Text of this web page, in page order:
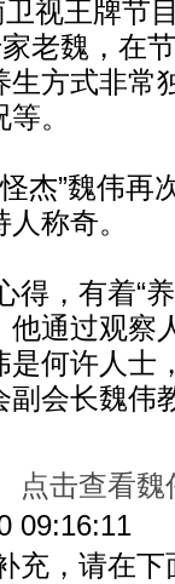
王牌节
老魏，在
方式非常
。
”魏伟再
称奇。
，有着“养
通过观察
何许人士
会长魏伟
点击查看
09:16:11
充，请在